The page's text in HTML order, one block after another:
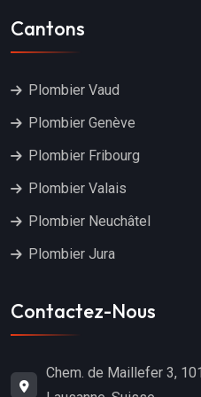
Cantons
Plombier Vaud
Plombier Genève
Plombier Fribourg
Plombier Valais
Plombier Neuchâtel
Plombier Jura
Contactez-Nous
Chem. de Maillefer 3,